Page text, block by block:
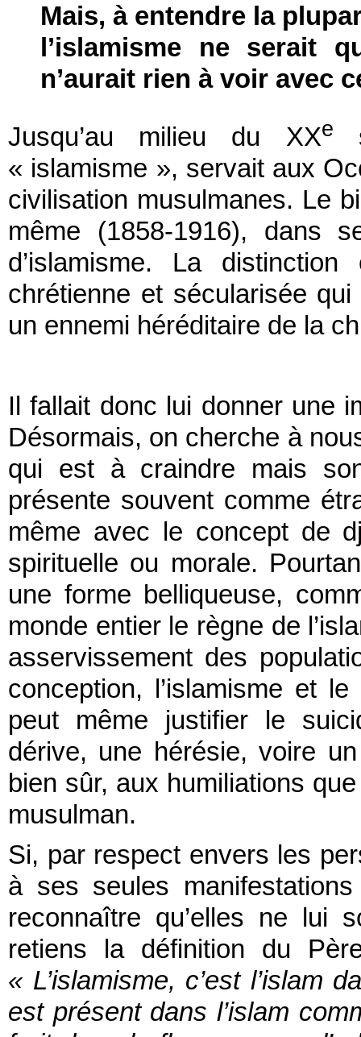
Mais, à entendre la
l’islamisme ne serait
n’aurait rien à voir avec
Jusqu’au milieu du XXe
« islamisme », servait aux
civilisation musulmanes. Le
même (1858-1916), dans
d’islamisme. La
chrétienne et sécularisée
un ennemi héréditaire de la
Il fallait donc lui donner une
Désormais, on cherche à
qui est à craindre mais
présente souvent comme
même avec le concept de
spirituelle ou morale.
une forme belliqueuse,
monde entier le règne de
asservissement des
conception, l’islamisme et
peut même justifier le
dérive, une hérésie, voire
bien sûr, aux humiliations
musulman.
Si, par respect envers les
à ses seules
reconnaître qu’elles ne lui
retiens la définition du
« L’islamisme, c’est l’islam
est présent dans l’islam